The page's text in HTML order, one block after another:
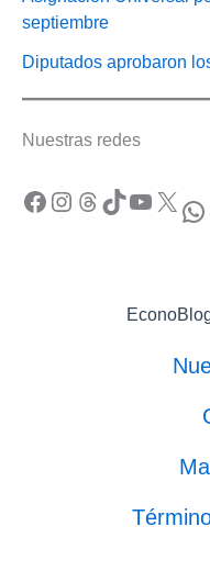
septiembre
Diputados aprobaron
Nuestras redes
Facebook Instagram Threads TikTok YouTube X WhatsApp